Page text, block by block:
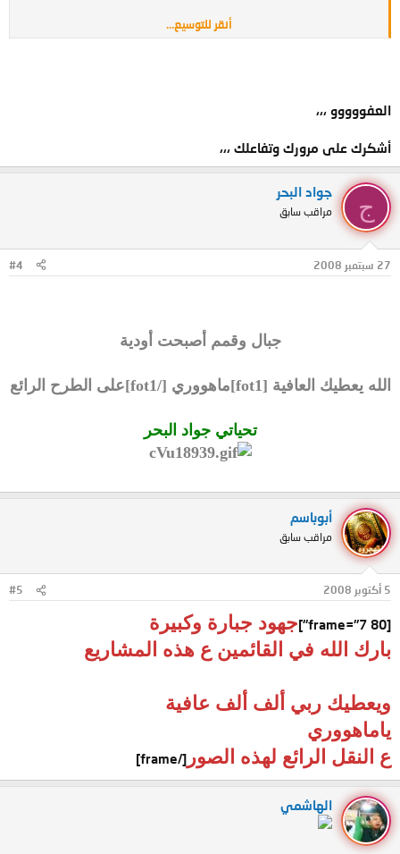
ماننحرم من جديدك
تقبل مروري
تحيتي
أنقر للتوسيع...
العفووووو ،،،
أشكرك على مرورك وتفاعلك ،،،
ج
جواد البحر
مراقب سابق
27 سبتمبر 2008 #4
جبال وقمم أصبحت أودية
الله يعطيك العافية [fot1]ماهووري [/fot1]على الطرح الرائع
تحياتي جواد البحر
أبوباسم
مراقب سابق
5 أكتوبر 2008 #5
[frame="7 80"]
جهود جبارة وكبيرة
بارك الله في القائمين ع هذه المشاريع
ويعطيك ربي ألف ألف عافية
ياماهووري
ع النقل الرائع لهذه الصور [/frame]
الهاشمي